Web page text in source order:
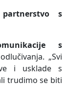
s
s
„Svi
i usklade s
trudimo se biti